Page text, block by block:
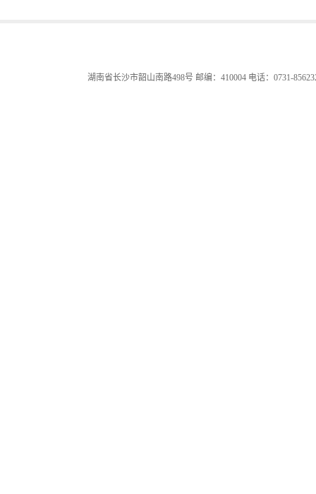
湖南省长沙市韶山南路498号 邮编：410004 电话：0731-